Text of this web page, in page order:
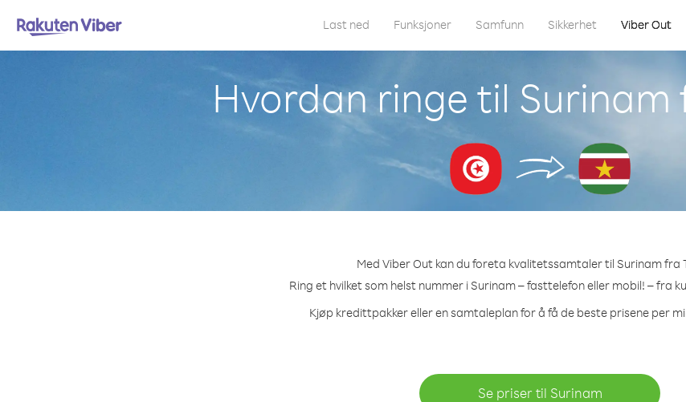
Last ned Funksjoner Samfunn Sikkerhet Viber Out
Hvordan ringe til Surinam
Med Viber Out kan du foreta kvalitetssamtaler til Surinam fra
Ring et hvilket som helst nummer i Surinam – fasttelefon eller mobil! – fra
Kjøp kredittpakker eller en samtaleplan for å få de beste prisene per
Se priser til Surinam